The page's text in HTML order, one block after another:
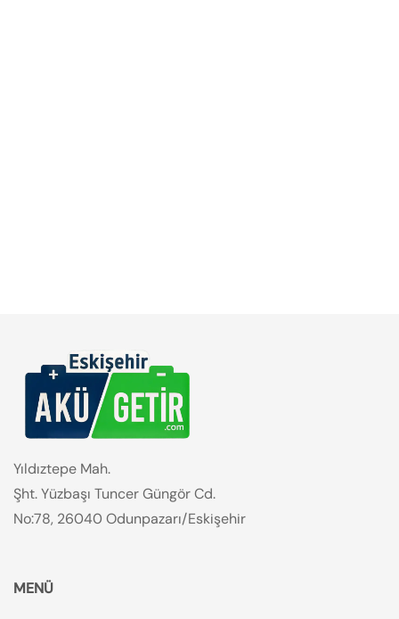
Yıldıztepe Mah.
Şht. Yüzbaşı Tuncer Güngör Cd.
No:78, 26040 Odunpazarı/Eskişehir
MENÜ